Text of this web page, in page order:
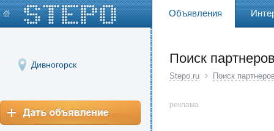
Объявления
Дивногорск Поиск
Stepo.ru Поиск
реклама